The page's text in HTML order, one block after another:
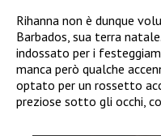
Rihanna non è dunque
Barbados, sua terra
indossato per i
manca però qualche
optato per un rossetto
preziose sotto gli occhi,